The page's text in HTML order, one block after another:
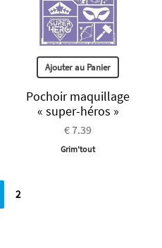
Ajouter au Panier
Pochoir maquillage
« super-héros »
€ 7.39
Grim'tout
2